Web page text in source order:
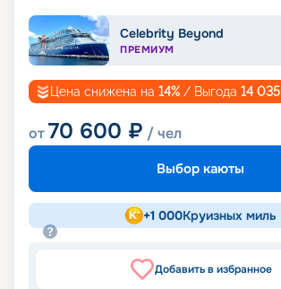
Celebrity Beyond
ПРЕМИУМ
Цена снижена на 14% / Выгода 14 035
от70 600 ₽ / чел
Выбор каюты
+1 000Круизных миль
Добавить в избранное